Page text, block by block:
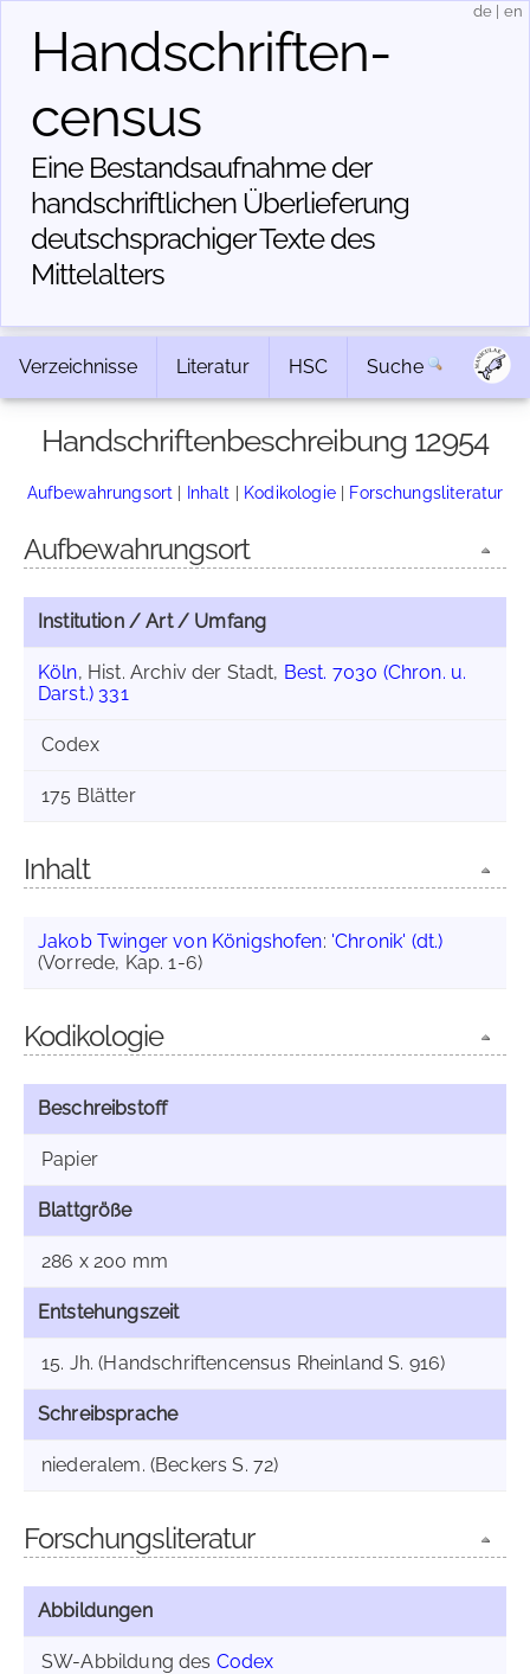
Handschriften­
census
Eine Bestandsaufnahme der
handschriftlichen Über­lieferung
deutschsprachiger Texte des
Mittelalters
de en
Verzeichnisse Literatur HSC Suche
Handschriftenbeschreibung 12954
Aufbewahrungsort | Inhalt | Kodikologie| Forschungsliteratur
Aufbewahrungsort
Institution / Art / Umfang
Köln, Hist. Archiv der Stadt, Best. 7030 (Chron. u.
Darst.) 331
Codex
175 Blätter
Inhalt
Jakob Twinger von Königshofen: 'Chronik' (dt.)
(Vorrede, Kap. 1-6)
Kodikologie
Beschreibstoff
Papier
Blattgröße
286 x 200 mm
Entstehungszeit
15. Jh. (Handschriftencensus Rheinland S. 916)
Schreibsprache
niederalem. (Beckers S. 72)
Forschungsliteratur
Abbildungen
SW-Abbildung des Codex